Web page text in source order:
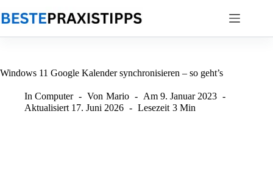
Inhalt
springen
Windows 11 Google Kalender synchronisieren – so geht’s
In Computer Von Mario Am 9. Januar 2023
Aktualisiert 17. Juni 2026 Lesezeit 3 Min